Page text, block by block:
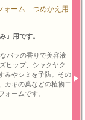
ォーム つめかえ用
』用です。
バラの香りで美容液
ヒップ、シャクヤク
みやシミを予防。その
カキの葉などの植物エ
ォームです。